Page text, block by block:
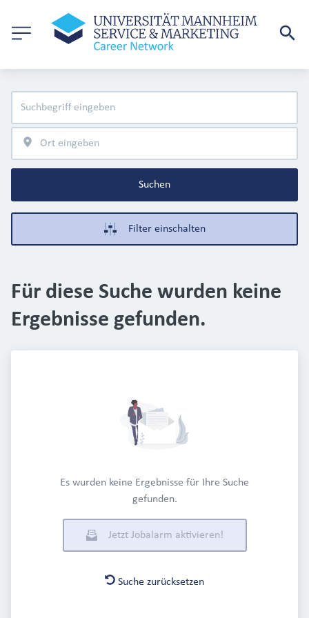
Suchen
Filter einschalten
Für diese Suche wurden keine
Ergebnisse gefunden.
Es wurden keine Ergebnisse für Ihre Suche
gefunden.
Jetzt Jobalarm aktivieren!
Suche zurücksetzen